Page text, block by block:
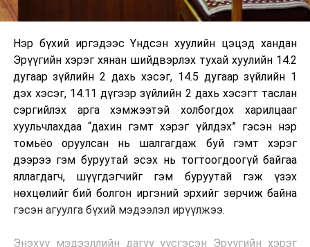
Нэр бүхий иргэдээс Үндсэн хуулийн цэцэд хандан
Эрүүгийн хэрэг хянан шийдвэрлэх тухай хуулийн 14.2
дугаар зүйлийн 2 дахь хэсэг, 14.5 дугаар зүйлийн 1
дэх хэсэг, 14.11 дүгээр зүйлийн 2 дахь хэсэгт таслан
сэргийлэх арга хэмжээтэй холбогдох харилцааг
хуульчлахдаа “дахин гэмт хэрэг үйлдэх” гэсэн нэр
томьёо оруулсан нь шалгагдаж буй гэмт хэрэг
дээрээ гэм буруутай эсэх нь тогтоогдоогүй байгаа
яллагдагч, шүүгдэгчийг гэм буруутай гэж үзэх
нөхцөлийг бий болгон иргэний эрхийг зөрчиж байна
гэсэн агуулга бүхий мэдээлэл ирүүлжээ.
Энэхүү мэдээллийн дагуу үүсгэсэн Эрүүгийн хэрэг